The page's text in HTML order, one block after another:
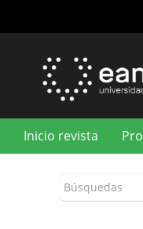
principal
Inicio revista